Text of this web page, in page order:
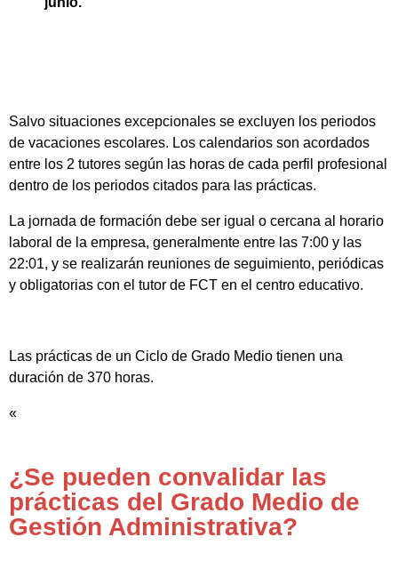
Salvo situaciones excepcionales se excluyen los periodos
de vacaciones escolares. Los calendarios son acordados
entre los 2 tutores según las horas de cada perfil profesional
dentro de los periodos citados para las prácticas.
La jornada de formación debe ser igual o cercana al horario
laboral de la empresa, generalmente entre las 7:00 y las
22:01, y se realizarán reuniones de seguimiento, periódicas
y obligatorias con el tutor de FCT en el centro educativo.
Las prácticas de un Ciclo de Grado Medio tienen una
duración de 370 horas.
«
¿Se pueden convalidar las
prácticas del Grado Medio de
Gestión Administrativa?